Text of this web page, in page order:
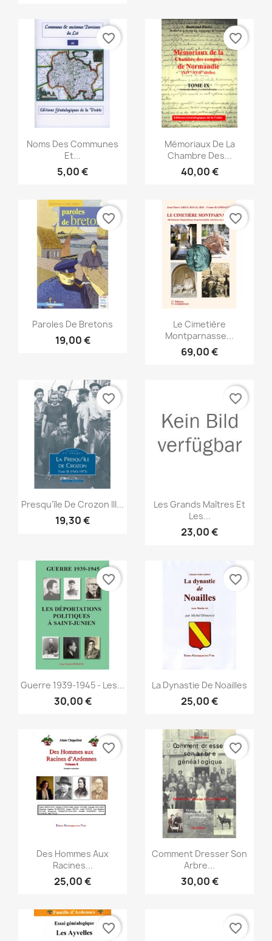
Vorschau
Noms Des Communes
Et...
5,00 €
favorite_border
Vorschau
Mémoriaux De La
Chambre Des...
40,00 €
favorite_border
Vorschau
Paroles De Bretons
19,00 €
favorite_border
Vorschau
Le Cimetière
Montparnasse...
69,00 €
favorite_border
Vorschau
Presqu'île De Crozon III...
19,30 €
favorite_border
Vorschau
Les Grands Maîtres Et
Les...
23,00 €
favorite_border
Vorschau
Guerre 1939-1945 - Les...
30,00 €
favorite_border
Vorschau
La Dynastie De Noailles
25,00 €
favorite_border
Vorschau
Des Hommes Aux
Racines...
25,00 €
favorite_border
Vorschau
Comment Dresser Son
Arbre...
30,00 €
favorite_border
favorite_border favorite_border